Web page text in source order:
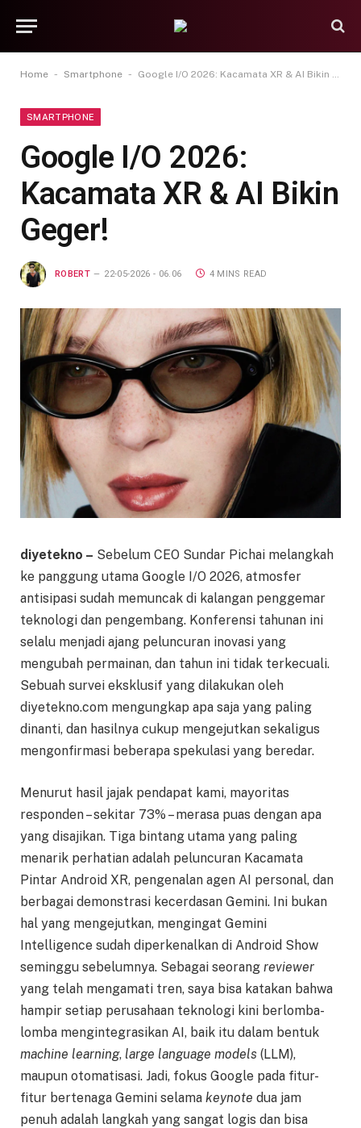
Home - Smartphone - Google I/O 2026: Kacamata XR & AI Bikin Geger!
SMARTPHONE
Google I/O 2026:
Kacamata XR & AI Bikin
Geger!
ROBERT 22-05-2026 - 06.06 4 MINS READ
diyetekno – Sebelum CEO Sundar Pichai melangkah
ke panggung utama Google I/O 2026, atmosfer
antisipasi sudah memuncak di kalangan penggemar
teknologi dan pengembang. Konferensi tahunan ini
selalu menjadi ajang peluncuran inovasi yang
mengubah permainan, dan tahun ini tidak terkecuali.
Sebuah survei eksklusif yang dilakukan oleh
diyetekno.com mengungkap apa saja yang paling
dinanti, dan hasilnya cukup mengejutkan sekaligus
mengonfirmasi beberapa spekulasi yang beredar.
Menurut hasil jajak pendapat kami, mayoritas
responden – sekitar 73% – merasa puas dengan apa
yang disajikan. Tiga bintang utama yang paling
menarik perhatian adalah peluncuran Kacamata
Pintar Android XR, pengenalan agen AI personal, dan
berbagai demonstrasi kecerdasan Gemini. Ini bukan
hal yang mengejutkan, mengingat Gemini
Intelligence sudah diperkenalkan di Android Show
seminggu sebelumnya. Sebagai seorang reviewer
yang telah mengamati tren, saya bisa katakan bahwa
hampir setiap perusahaan teknologi kini berlomba-
lomba mengintegrasikan AI, baik itu dalam bentuk
machine learning, large language models (LLM),
maupun otomatisasi. Jadi, fokus Google pada fitur-
fitur bertenaga Gemini selama keynote dua jam
penuh adalah langkah yang sangat logis dan bisa